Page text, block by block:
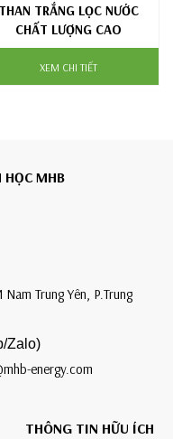
THAN TRẮNG LỌC NƯỚC
CHẤT LƯỢNG CAO
XEM CHI TIẾT
HỌC MHB
Trung Yên, P.Trung
Zalo)
energy.com
THÔNG TIN HỮU ÍCH